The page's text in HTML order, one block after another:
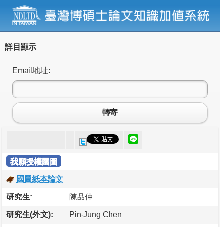
詳目顯示
Email地址:
轉寄
我願授權國圖
國圖紙本論文
研究生: 陳品仲
研究生(外文): Pin-Jung Chen